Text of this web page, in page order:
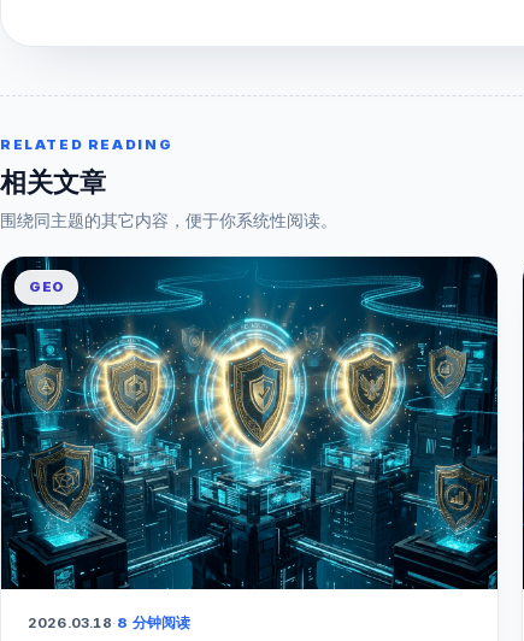
RELATED READING
相关文章
围绕同主题的其它内容，便于你系统性阅读。
GEO
2026.03.18·8 分钟阅读